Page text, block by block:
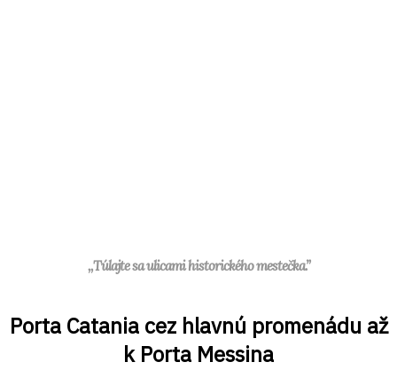
,,Túlajte sa ulicami historického mestečka.”
Porta Catania cez hlavnú promenádu až
k Porta Messina